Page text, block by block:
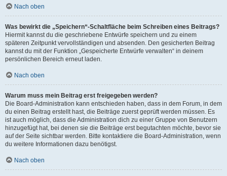
Nach oben
Was bewirkt die „Speichern“-Schaltfläche beim Schreiben eines Beitrags?
Hiermit kannst du die geschriebene Entwürfe speichern und zu einem
späteren Zeitpunkt vervollständigen und absenden. Den gesicherten Beitrag
kannst du mit der Funktion „Gespeicherte Entwürfe verwalten“ in deinem
persönlichen Bereich erneut laden.
Nach oben
Warum muss mein Beitrag erst freigegeben werden?
Die Board-Administration kann entschieden haben, dass in dem Forum, in dem
du einen Beitrag erstellt hast, die Beiträge zuerst geprüft werden müssen. Es
ist auch möglich, dass die Administration dich zu einer Gruppe von Benutzern
hinzugefügt hat, bei denen sie die Beiträge erst begutachten möchte, bevor sie
auf der Seite sichtbar werden. Bitte kontaktiere die Board-Administration, wenn
du weitere Informationen dazu benötigst.
Nach oben